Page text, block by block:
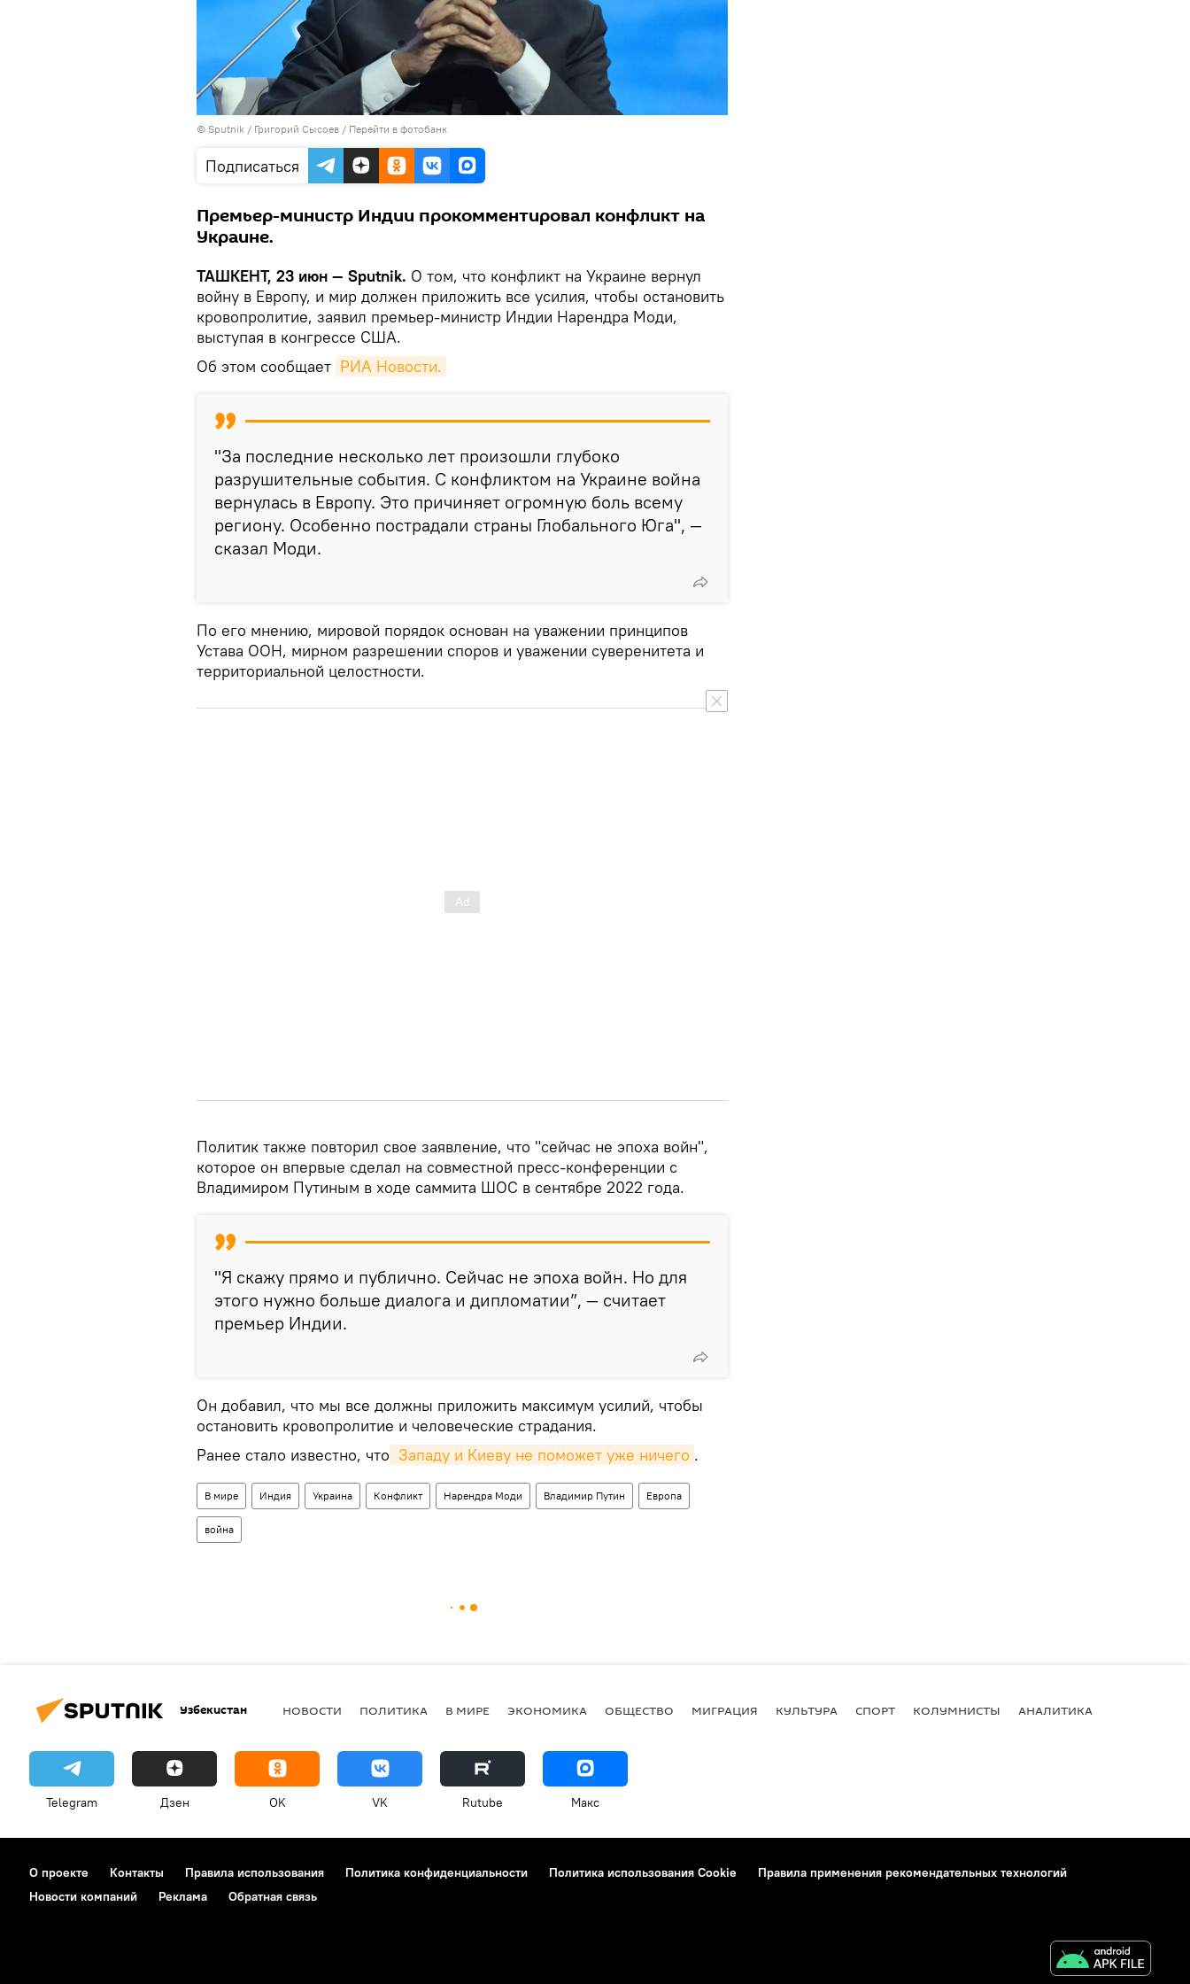
© Sputnik / Григорий Сысоев / Перейти в фотобанк
Подписаться
Премьер-министр Индии прокомментировал конфликт на
Украине.
ТАШКЕНТ, 23 июн — Sputnik. О том, что конфликт на Украине вернул
войну в Европу, и мир должен приложить все усилия, чтобы остановить
кровопролитие, заявил премьер-министр Индии Нарендра Моди,
выступая в конгрессе США.
Об этом сообщает РИА Новости.
"За последние несколько лет произошли глубоко
разрушительные события. С конфликтом на Украине война
вернулась в Европу. Это причиняет огромную боль всему
региону. Особенно пострадали страны Глобального Юга", —
сказал Моди.
По его мнению, мировой порядок основан на уважении принципов
Устава ООН, мирном разрешении споров и уважении суверенитета и
территориальной целостности.
Политик также повторил свое заявление, что "сейчас не эпоха войн",
которое он впервые сделал на совместной пресс-конференции с
Владимиром Путиным в ходе саммита ШОС в сентябре 2022 года.
"Я скажу прямо и публично. Сейчас не эпоха войн. Но для
этого нужно больше диалога и дипломатии”, — считает
премьер Индии.
Он добавил, что мы все должны приложить максимум усилий, чтобы
остановить кровопролитие и человеческие страдания.
Ранее стало известно, что Западу и Киеву не поможет уже ничего .
В мире Индия Украина Конфликт Нарендра Моди Владимир Путин Европа
война
Узбекистан НОВОСТИ ПОЛИТИКА В МИРЕ ЭКОНОМИКА ОБЩЕСТВО МИГРАЦИЯ КУЛЬТУРА СПОРТ КОЛУМНИСТЫ АНАЛИТИКА
Telegram Дзен OK VK Rutube Макс
О проекте Контакты Правила использования Политика конфиденциальности Политика использования Cookie
Правила применения рекомендательных технологий
Новости компаний
Реклама Обратная связь